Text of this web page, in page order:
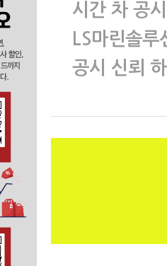
시간 차 공
LS마린솔
공시 신뢰